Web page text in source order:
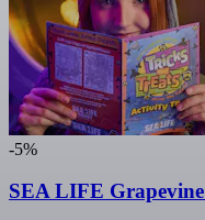
-5%
SEA LIFE